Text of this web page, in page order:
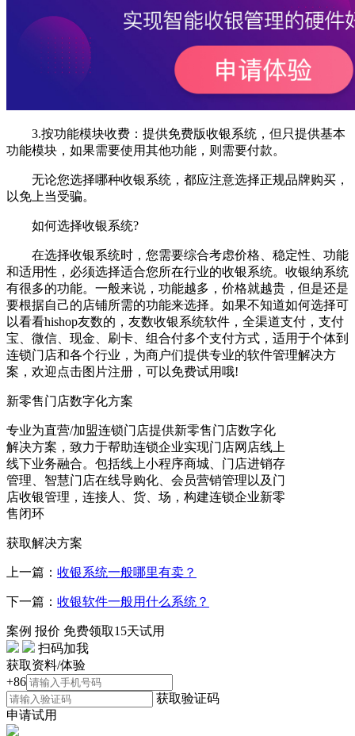
3.按功能模块收费：提供免费版收银系统，但只提供基本
功能模块，如果需要使用其他功能，则需要付款。
无论您选择哪种收银系统，都应注意选择正规品牌购买，
以免上当受骗。
如何选择收银系统?
在选择收银系统时，您需要综合考虑价格、稳定性、功能
和适用性，必须选择适合您所在行业的收银系统。收银纳系统
有很多的功能。一般来说，功能越多，价格就越贵，但是还是
要根据自己的店铺所需的功能来选择。如果不知道如何选择可
以看看hishop友数的，友数收银系统软件，全渠道支付，支付
宝、微信、现金、刷卡、组合付多个支付方式，适用于个体到
连锁门店和各个行业，为商户们提供专业的软件管理解决方
案，欢迎点击图片注册，可以免费试用哦!
新零售门店数字化方案
专业为直营/加盟连锁门店提供新零售门店数字化
解决方案，致力于帮助连锁企业实现门店网店线上
线下业务融合。包括线上小程序商城、门店进销存
管理、智慧门店在线导购化、会员营销管理以及门
店收银管理，连接人、货、场，构建连锁企业新零
售闭环
获取解决方案
上一篇： 收银系统一般哪里有卖？
下一篇： 收银软件一般用什么系统？
案例 报价 免费领取15天试用
扫码加我
获取资料/体验
+86
获取验证码
申请试用